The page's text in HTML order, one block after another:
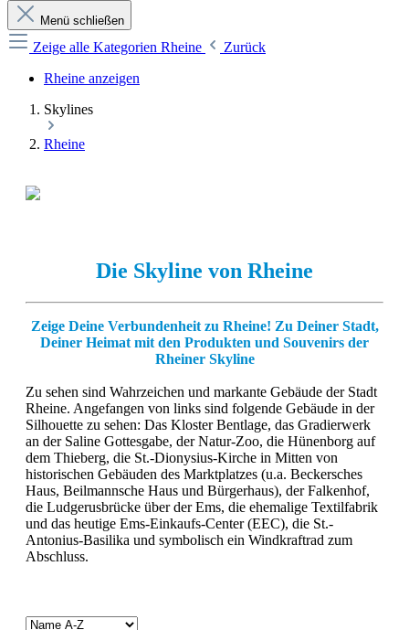
Menü schließen
Zeige alle Kategorien Rheine
Zurück
Rheine anzeigen
Skylines
Rheine
Die Skyline von Rheine
Zeige Deine Verbundenheit zu Rheine! Zu Deiner Stadt,
Deiner Heimat mit den Produkten und Souvenirs der
Rheiner Skyline
Zu sehen sind Wahrzeichen und markante Gebäude der Stadt
Rheine. Angefangen von links sind folgende Gebäude in der
Silhouette zu sehen: Das Kloster Bentlage, das Gradierwerk
an der Saline Gottesgabe, der Natur-Zoo, die Hünenborg auf
dem Thieberg, die St.-Dionysius-Kirche in Mitten von
historischen Gebäuden des Marktplatzes (u.a. Beckersches
Haus, Beilmannsche Haus und Bürgerhaus), der Falkenhof,
die Ludgerusbrücke über der Ems, die ehemalige Textilfabrik
und das heutige Ems-Einkaufs-Center (EEC), die St.-
Antonius-Basilika und symbolisch ein Windkraftrad zum
Abschluss.